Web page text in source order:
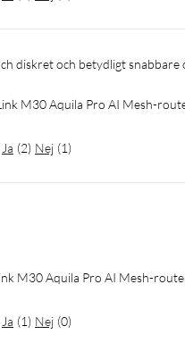
WPA2/WPA3 – Personal
diskret och betydligt
M30 Aquila Pro AI Mesh-
Ja (2) Nej (1)
M30 Aquila Pro AI Mesh-
Ja (1) Nej (0)